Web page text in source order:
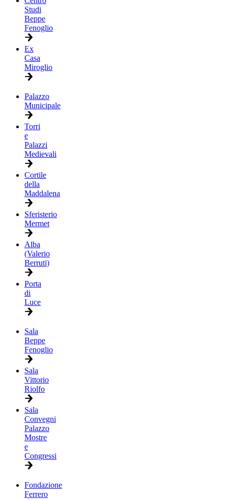
Studi
Beppe
Fenoglio
Ex
Casa
Miroglio
Palazzo
Municipale
Torri
e
Palazzi
Medievali
Cortile
della
Maddalena
Sferisterio
Mermet
Alba
(Valerio
Berruti)
Porta
di
Luce
Sala
Beppe
Fenoglio
Sala
Vittorio
Riolfo
Sala
Convegni
Palazzo
Mostre
e
Congressi
Fondazione
Ferrero